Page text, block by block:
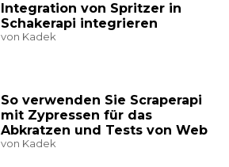
Integration von Spritzer in
Schakerapi integrieren
von Kadek
So verwenden Sie Scraperapi
mit Zypressen für das
Abkratzen und Tests von Web
von Kadek